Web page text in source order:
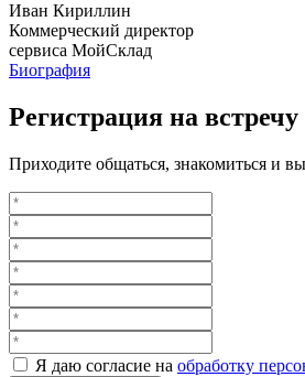
Иван Кириллин
Коммерческий директор
сервиса МойСклад
Биография
Регистрация на встречу
Приходите общаться, знакомиться и
Я даю согласие на обработку